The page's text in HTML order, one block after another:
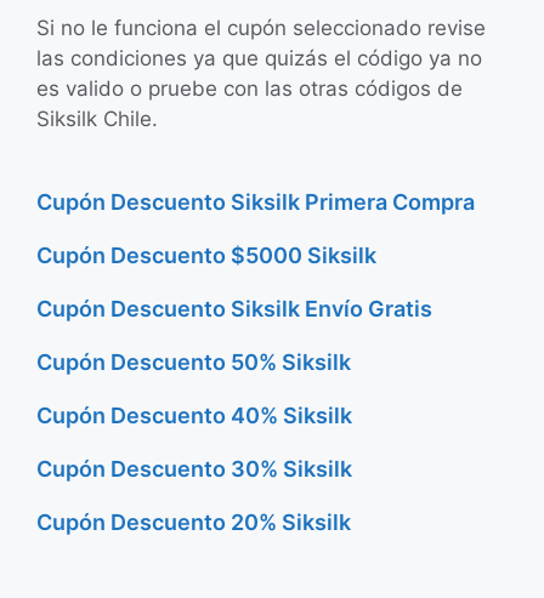
Si no le funciona el cupón seleccionado revise
las condiciones ya que quizás el código ya no
es valido o pruebe con las otras códigos de
Siksilk Chile.
Cupón Descuento Siksilk Primera Compra
Cupón Descuento $5000 Siksilk
Cupón Descuento Siksilk Envío Gratis
Cupón Descuento 50% Siksilk
Cupón Descuento 40% Siksilk
Cupón Descuento 30% Siksilk
Cupón Descuento 20% Siksilk